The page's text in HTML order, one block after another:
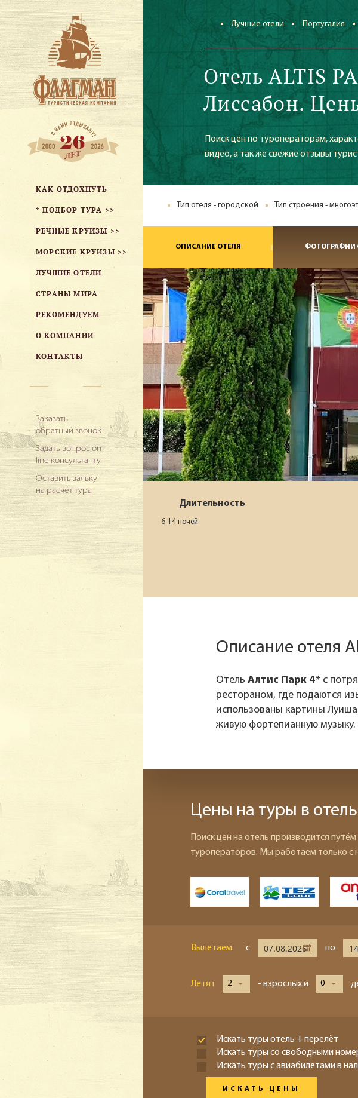
КАК ОТДОХНУТЬ
* ПОДБОР ТУРА >>
РЕЧНЫЕ КРУИЗЫ >>
МОРСКИЕ КРУИЗЫ >>
ЛУЧШИЕ ОТЕЛИ
СТРАНЫ МИРА
РЕКОМЕНДУЕМ
О КОМПАНИИ
КОНТАКТЫ
Заказать
обратный звонок
Задать вопрос on-
line консультанту
Оставить заявку
на расчёт тура
Лучшие отели Португалия
Отель ALTIS
Лиссабон.
Поиск цен по туроператорам,
видео, а так же свежие отзывы
Тип отеля - городской Тип строения -
ОПИСАНИЕ ОТЕЛЯ ФОТОГРАФИИ
Длительность
6-14 ночей
Описание отеля
Отель Алтис Парк 4* с
рестораном, где подаются
использованы картины Луиша
живую фортепианную музыку.
Цены на туры в отель
Поиск цен на отель производится
туроператоров. Мы работаем только
Вылетаем с по
Летят 2 - взрослых и 0
Искать туры отель + перелёт
Искать туры со свободными
Искать туры с авиабилетами в
ИСКАТЬ ЦЕНЫ